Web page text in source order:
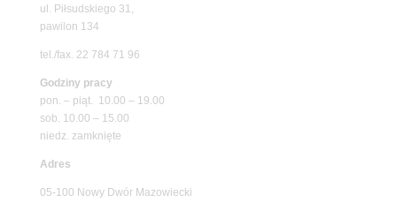
ul. Piłsudskiego 31,
pawilon 134
tel./fax. 22 784 71 96
Godziny pracy
pon. – piąt. 10.00 – 19.00
sob. 10.00 – 15.00
niedz. zamknięte
Adres
05-100 Nowy Dwór Mazowiecki